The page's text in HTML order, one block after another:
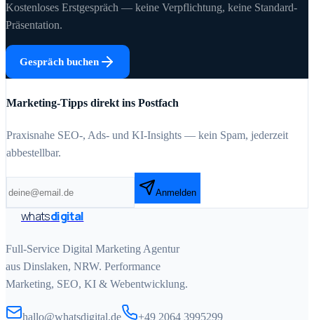
Kostenloses Erstgespräch — keine Verpflichtung, keine Standard-
Präsentation.
Gespräch buchen
Marketing-Tipps direkt ins Postfach
Praxisnahe SEO-, Ads- und KI-Insights — kein Spam, jederzeit
abbestellbar.
Anmelden
whatsdigital
Full-Service Digital Marketing Agentur
aus Dinslaken, NRW. Performance
Marketing, SEO, KI & Webentwicklung.
hallo@whatsdigital.de
+49 2064 3995299